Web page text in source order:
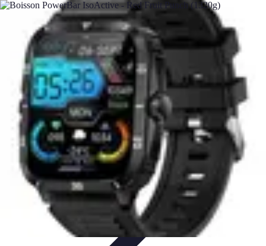
Multi Sports
Entraînement ÉquipementSports d'équipe Conseils pratiques
Multisport
Multi Sports